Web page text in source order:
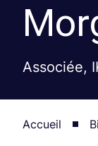
Associée,
Accueil